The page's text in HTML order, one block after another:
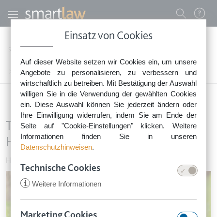
Einsatz von Cookies
Auf dieser Website setzen wir Cookies ein, um unsere
Angebote zu personalisieren, zu verbessern und
wirtschaftlich zu betreiben. Mit Bestätigung der Auswahl
willigen Sie in die Verwendung der gewählten Cookies
ein. Diese Auswahl können Sie jederzeit ändern oder
Ihre Einwilligung widerrufen, indem Sie am Ende der
Seite auf "Cookie-Einstellungen" klicken. Weitere
Informationen finden Sie in unseren
Datenschutzhinweisen.
Technische Cookies
i Weitere Informationen
Direkt zum Inhalt
0800 - 268 4 268 (kostenfrei)
Sie erreichen unser Service-Team:
Montag bis Freitag: 8-18 Uhr
Keine Rechtsberatung.
Benutzermenü
Startseite
Tierhaltung im Wohngebiet: Keine Hängebauchschweine im Garten
Tierhaltung im Wohngebiet: Keine
Hängebauchschweine im Garten
Haustier
Image